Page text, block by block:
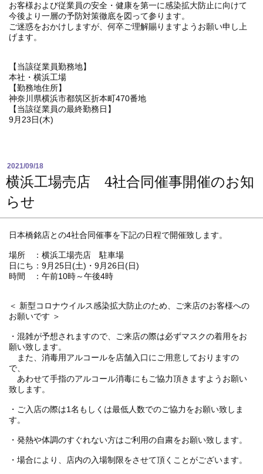
お客様および従業員の安全・健康を第一に感染拡大防止に向けて
今後より一層の予防対策徹底を図って参ります。
ご迷惑をおかけしますが、何卒ご理解賜りますようお願い申し上
げます。
【当該従業員勤務地】
本社・横浜工場
【勤務地住所】
神奈川県横浜市都筑区折本町470番地
【当該従業員の最終勤務日】
9月23日(木)
2021/09/18
横浜工場売店 4社合同催事開催のお知
らせ
日本橋銘店との4社合同催事を下記の日程で開催致します。
場所 ：横浜工場売店 駐車場
日にち：9月25日(土)・9月26日(日)
時間 ：午前10時～午後4時
＜ 新型コロナウイルス感染拡大防止のため、ご来店のお客様への
お願いです ＞
・混雑が予想されますので、ご来店の際は必ずマスクの着用をお
願い致します。
また、消毒用アルコールを店舗入口にご用意しておりますの
で、
あわせて手指のアルコール消毒にもご協力頂きますようお願い
致します。
・ご入店の際は1名もしくは最低人数でのご協力をお願い致しま
す。
・発熱や体調のすぐれない方はご利用の自粛をお願い致します。
・場合により、店内の入場制限をさせて頂くことがございます。